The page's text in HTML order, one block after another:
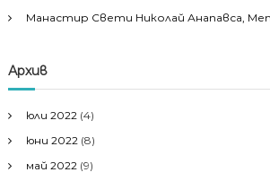
Манастир Свети Николай Анапавса,
Архив
юли 2022 (4)
юни 2022 (8)
май 2022 (9)